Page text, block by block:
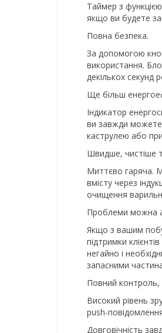
Таймер з
якщо ви будете
Повна безпека.
За допомогою
використання.
декількох секунд
Ще більш
Індикатор
ви завжди можете
каструлею або
Швидше, чистіше
Миттєво гаряча.
вмісту через
очищення
Проблеми можна
Якщо з вашим
підтримки
негайно і
запасними
Повний контроль,
Високий рівень
push-
Довговічність